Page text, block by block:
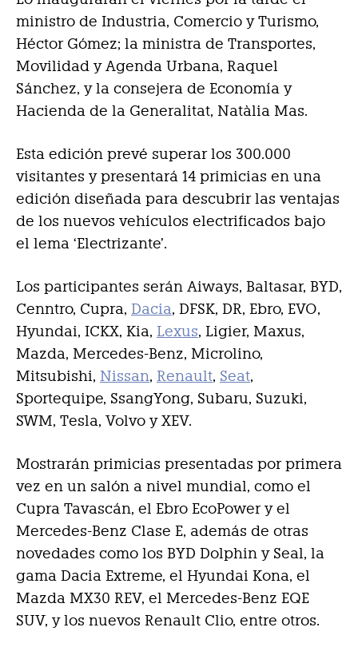
ministro de Industria, Comercio y Turismo,
Héctor Gómez; la ministra de Transportes,
Movilidad y Agenda Urbana, Raquel
Sánchez, y la consejera de Economía y
Hacienda de la Generalitat, Natàlia Mas.
Esta edición prevé superar los 300.000
visitantes y presentará 14 primicias en una
edición diseñada para descubrir las ventajas
de los nuevos vehículos electrificados bajo
el lema ‘Electrizante’.
Los participantes serán Aiways, Baltasar, BYD,
Cenntro, Cupra, Dacia, DFSK, DR, Ebro, EVO,
Hyundai, ICKX, Kia, Lexus, Ligier, Maxus,
Mazda, Mercedes-Benz, Microlino,
Mitsubishi, Nissan, Renault, Seat,
Sportequipe, SsangYong, Subaru, Suzuki,
SWM, Tesla, Volvo y XEV.
Mostrarán primicias presentadas por primera
vez en un salón a nivel mundial, como el
Cupra Tavascán, el Ebro EcoPower y el
Mercedes-Benz Clase E, además de otras
novedades como los BYD Dolphin y Seal, la
gama Dacia Extreme, el Hyundai Kona, el
Mazda MX30 REV, el Mercedes-Benz EQE
SUV, y los nuevos Renault Clio, entre otros.